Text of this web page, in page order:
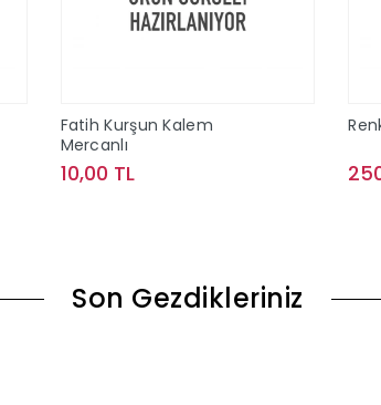
Fatih Kurşun Kalem
Mercanlı
10,00 TL
Son Gezdikleriniz